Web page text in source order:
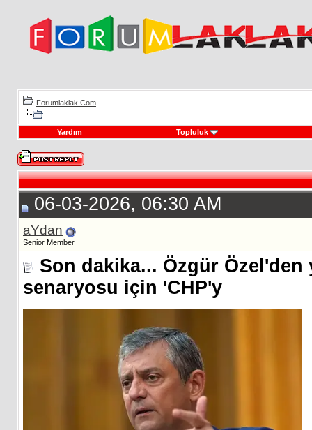
Forumlaklak.Com
Yardım Topluluk
06-03-2026, 06:30 AM
aYdan
Senior Member
Son dakika... Özgür
senaryosu için 'CHP'y